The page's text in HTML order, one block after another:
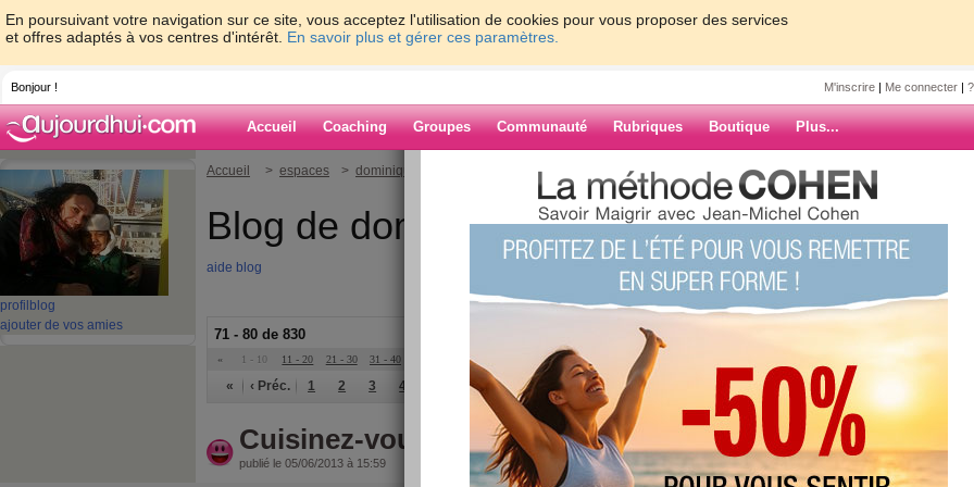
En poursuivant votre navigation sur ce site, vous acceptez l'utilisation de cookies pour vous proposer des services
et offres adaptés à vos centres d'intérêt. En savoir plus et gérer ces paramètres.
Bonjour ! M'inscrire | Me connecter |
Accueil Coaching Groupes Communauté Rubriques Boutique Plus...
profil blog
ajouter de vos amies
Accueil > espaces > dominiquerivron
Blog de dominiquerivron
aide blog
71 - 80 de 830
« 1 - 10 11 - 20 21 - 30 31 - 40 51 - 60 71 - 80 »
« ‹ Préc. 1 2 3 4 7 8 9 10 Suiv. ›
Cuisinez-vous à la vapeur ?
publié le 05/06/2013 à 15:59 ARCHIVES